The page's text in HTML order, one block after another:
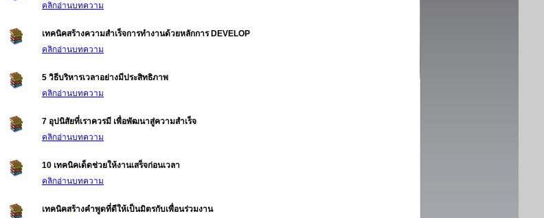
คลิกอ่านบทความ
เทคนิคสร้างความสำเร็จการทำงานด้วยหลักการ DEVELOP
คลิกอ่านบทความ
5 วิธีบริหารเวลาอย่างมีประสิทธิภาพ
คลิกอ่านบทความ
7 อุปนิสัยที่เราควรมี เพื่อพัฒนาสู่ความสำเร็จ
คลิกอ่านบทความ
10 เทคนิคเด็ดช่วยให้งานเสร็จก่อนเวลา
คลิกอ่านบทความ
เทคนิคสร้างคำพูดที่ดีให้เป็นมิตรกับเพื่อนร่วมงาน